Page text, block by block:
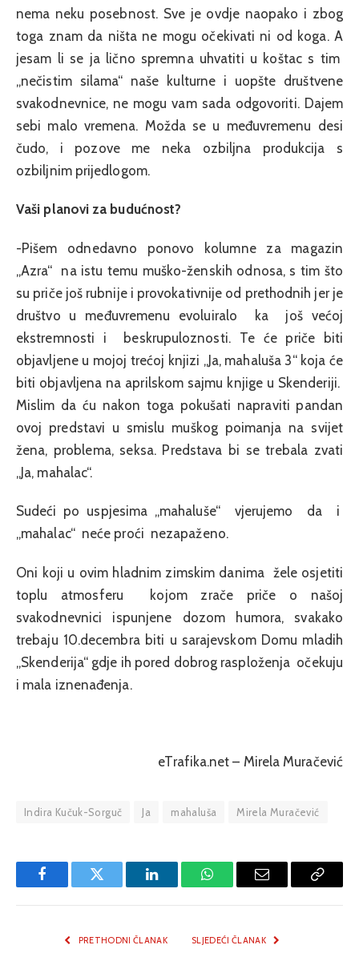
nema neku posebnost. Sve je ovdje naopako i zbog
toga znam da ništa ne mogu očekivati ni od koga. A
jesam li se ja lično spremna uhvatiti u koštac s tim
„nečistim silama“ naše kulturne i uopšte društvene
svakodnevnice, ne mogu vam sada odgovoriti. Dajem
sebi malo vremena. Možda se u međuvremenu desi
čudo, i pozove me neka ozbiljna produkcija s
ozbiljnim prijedlogom.
Vaši planovi za budućnost?
-Pišem odnedavno ponovo kolumne za magazin
„Azra“ na istu temu muško-ženskih odnosa, s tim što
su priče još rubnije i provokativnije od prethodnih jer je
društvo u međuvremenu evoluiralo ka još većoj
ekstremnosti i beskrupuloznosti. Te će priče biti
objavljene u mojoj trećoj knjizi „Ja, mahaluša 3“ koja će
biti objavljena na aprilskom sajmu knjige u Skenderiji.
Mislim da ću nakon toga pokušati napraviti pandan
ovoj predstavi u smislu muškog poimanja na svijet
žena, problema, seksa. Predstava bi se trebala zvati
„Ja, mahalac“.
Sudeći po uspjesima „mahaluše“ vjerujemo da i
„mahalac“ neće proći nezapaženo.
Oni koji u ovim hladnim zimskim danima žele osjetiti
toplu atmosferu kojom zrače priče o našoj
svakodnevnici ispunjene dozom humora, svakako
trebaju 10.decembra biti u sarajevskom Domu mladih
„Skenderija“ gdje ih pored dobrog rasploženja očekuju
i mala iznenađenja.
eTrafika.net – Mirela Muračević
Indira Kučuk-Sorguč Ja mahaluša Mirela Muračević
FacebookTwitter LinkedInWhatsAppEmail
Copy
PRETHODNI ČLANAK SLJEDEĆI ČLANAK